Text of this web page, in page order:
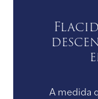
A medida